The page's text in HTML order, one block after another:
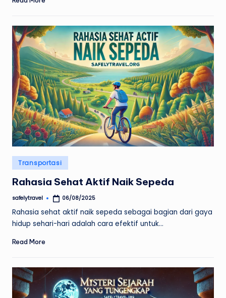
Posted
in
Transportasi
Rahasia Sehat Aktif Naik Sepeda
Posted
safelytravel 06/08/2025
Rahasia sehat aktif naik sepeda sebagai bagian dari gaya
hidup sehari-hari adalah cara efektif untuk…
Read More